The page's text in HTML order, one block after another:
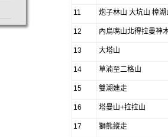
11 炮子林山 大坑山 樟
12 內鳥嘴山北得拉曼神
13 大塔山
14 草湳至二格山
15 雙湖連走
16 塔曼山+拉拉山
17 獅熊縱走